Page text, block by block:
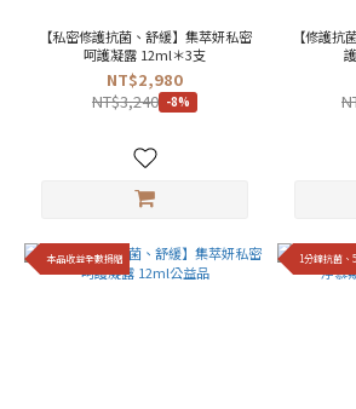
【私密修護抗菌、舒緩】集萃妍私密
呵護凝露 12ml＊3支
NT$2,980
NT$3,240 -8%
【修護抗
本品收益全數捐贈 1分鐘抗菌、